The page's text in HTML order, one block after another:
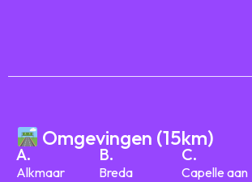
Omgevingen (15km)
A.
Alkmaar
B.
Breda
C.
Capelle aan